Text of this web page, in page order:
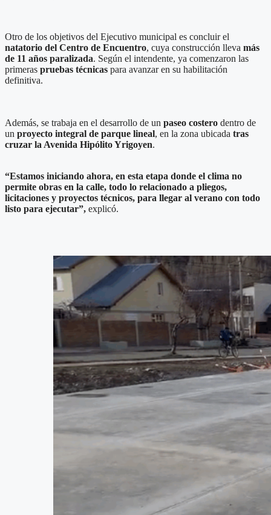
Otro de los objetivos del Ejecutivo municipal es concluir el
natatorio del Centro de Encuentro, cuya construcción lleva más
de 11 años paralizada. Según el intendente, ya comenzaron las
primeras pruebas técnicas para avanzar en su habilitación
definitiva.
Además, se trabaja en el desarrollo de un paseo costero dentro de
un proyecto integral de parque lineal, en la zona ubicada tras
cruzar la Avenida Hipólito Yrigoyen.
“Estamos iniciando ahora, en esta etapa donde el clima no
permite obras en la calle, todo lo relacionado a pliegos,
licitaciones y proyectos técnicos, para llegar al verano con todo
listo para ejecutar”, explicó.